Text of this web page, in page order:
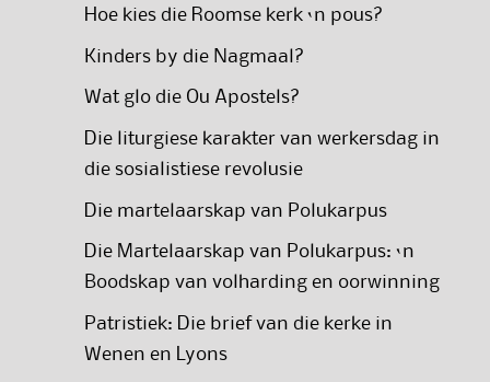
Hoe kies die Roomse kerk ‘n pous?
Kinders by die Nagmaal?
Wat glo die Ou Apostels?
Die liturgiese karakter van werkersdag in
die sosialistiese revolusie
Die martelaarskap van Polukarpus
Die Martelaarskap van Polukarpus: ‘n
Boodskap van volharding en oorwinning
Patristiek: Die brief van die kerke in
Wenen en Lyons